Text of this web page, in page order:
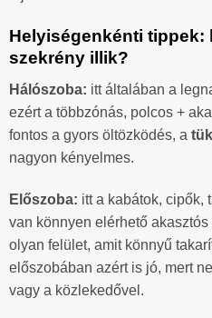
Helyiségenkénti
szekrény illik?
Hálószoba: itt általában a
ezért a többzónás, polcos +
fontos a gyors öltözködés, a
nagyon kényelmes.
Előszoba: itt a kabátok, cipők,
van könnyen elérhető
olyan felület, amit könnyű
előszobában azért is jó, mert
vagy a közlekedővel.